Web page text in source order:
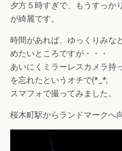
夕方５時すぎで、もうすっか
が綺麗です。
時間があれば、ゆっくりみな
めたいところですが・・・
あいにくミラーレスカメラ持
を忘れたというオチで(*_*;
スマフォで撮ってみました。
桜木町駅からランドマークへ